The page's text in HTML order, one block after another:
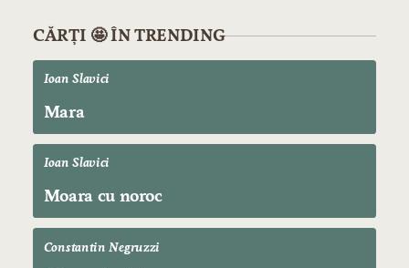
CĂRȚI 🤩 ÎN TRENDING
Ioan Slavici
Mara
Ioan Slavici
Moara cu noroc
Constantin Negruzzi